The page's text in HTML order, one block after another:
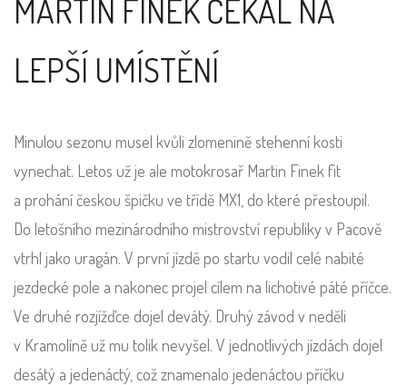
MARTIN FINEK ČEKAL NA
LEPŠÍ UMÍSTĚNÍ
Minulou sezonu musel kvůli zlomenině stehenní kosti
vynechat. Letos už je ale motokrosař Martin Finek fit
a prohání českou špičku ve třídě MX1, do které přestoupil.
Do letošního mezinárodního mistrovství republiky v Pacově
vtrhl jako uragán. V první jízdě po startu vodil celé nabité
jezdecké pole a nakonec projel cílem na lichotivé páté příčce.
Ve druhé rozjížďce dojel devátý. Druhý závod v neděli
v Kramolíně už mu tolik nevyšel. V jednotlivých jízdách dojel
desátý a jedenáctý, což znamenalo jedenáctou příčku